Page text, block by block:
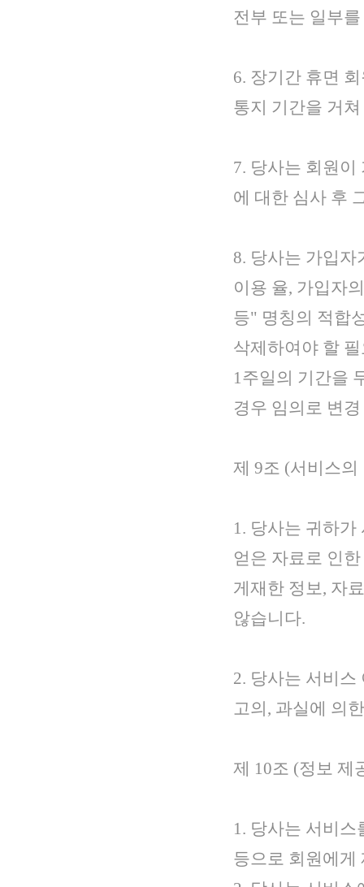
전부 또는 일부
6. 장기간 휴면
통지 기간을 거
7. 당사는 회원
에 대한 심사 후
8. 당사는 가입
이용 율, 가입자
등" 명칭의 적합
삭제하여야 할
1주일의 기간을
경우 임의로 변
제 9조 (서비스
1. 당사는 귀하
얻은 자료로 인
게재한 정보, 자
않습니다.
2. 당사는 서비
고의, 과실에 의
제 10조 (정보 제
1. 당사는 서비
등으로 회원에게